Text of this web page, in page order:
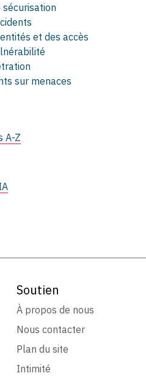
sécurisation
et des accès
sur menaces
A-Z
Soutien
À propos de nous
Nous contacter
Plan du site
Intimité